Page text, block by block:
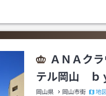
ＡＮＡク
テル岡山 ｂ
岡山県 岡山市街 地